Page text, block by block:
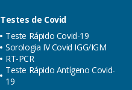
Testes de Covid
Teste Rápido Covid-19
Sorologia IV Covid IGG/IGM
RT-PCR
Teste Rápido Antígeno Covid-
19